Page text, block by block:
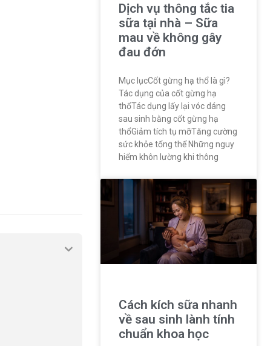
Dịch vụ thông tắc tia
sữa tại nhà – Sữa
mau về không gây
đau đớn
Mục lụcCốt gừng hạ thổ là gì?
Tác dụng của cốt gừng hạ
thổTác dụng lấy lại vóc dáng
sau sinh bằng cốt gừng hạ
thổGiảm tích tụ mỡTăng cường
sức khỏe tổng thể Những nguy
hiểm khôn lường khi thông
Cách kích sữa nhanh
về sau sinh lành tính
chuẩn khoa học